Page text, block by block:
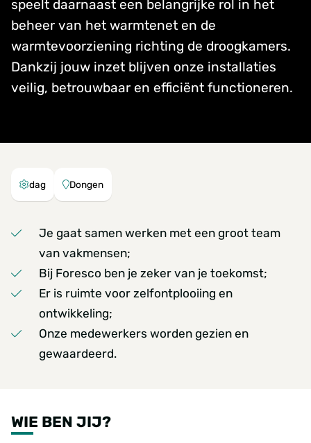
speelt daarnaast een belangrijke rol in het
beheer van het warmtenet en de
warmtevoorziening richting de droogkamers.
Dankzij jouw inzet blijven onze installaties
veilig, betrouwbaar en efficiënt functioneren.
dag Dongen
Je gaat samen werken met een groot team
van vakmensen;
Bij Foresco ben je zeker van je toekomst;
Er is ruimte voor zelfontplooiing en
ontwikkeling;
Onze medewerkers worden gezien en
gewaardeerd.
WIE BEN JIJ?